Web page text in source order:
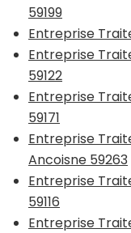
59199
Entreprise
Entreprise
59122
Entreprise
59171
Entreprise
Ancoisne 59263
Entreprise
59116
Entreprise